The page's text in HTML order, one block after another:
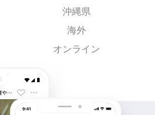
沖縄県
海外
オンライン